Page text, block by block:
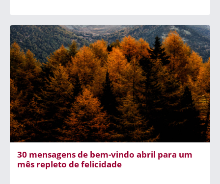
30 mensagens de bem-vindo abril para um
mês repleto de felicidade